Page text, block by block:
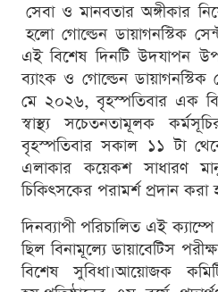
সেবা ও মানবতার অঙ্গীকার
হলো গোল্ডেন ডায়াগনস্টিক
এই বিশেষ দিনটি উদযাপন
ব্যাংক ও গোল্ডেন
মে ২০২৬, বৃহস্পতিবার এক
স্বাস্থ্য সচেতনতামূলক
বৃহস্পতিবার সকাল ১১ টা
এলাকার কয়েকশ সাধারণ
চিকিৎসকের পরামর্শ প্রদান করা
দিনব্যাপী পরিচালিত এই
ছিল বিনামূল্যে ডায়াবেটিস
বিশেষ সুবিধা।​আয়োজক